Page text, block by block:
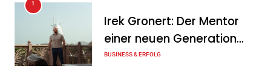
Geschäftsverlauf im
zweiten Quartal
1
Irek Gronert: Der Mentor
einer neuen Generation
von Unternehmern
BUSINESS & ERFOLG